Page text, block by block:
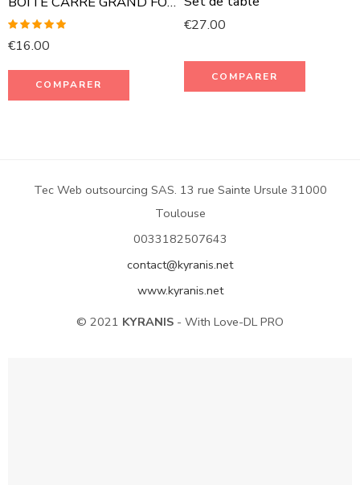
Rated5.00
out of 5
€16.00
COMPARER
€27.00
COMPARER
Tec Web outsourcing SAS. 13 rue Sainte Ursule 31000
Toulouse
0033182507643
contact@kyranis.net
www.kyranis.net
© 2021 KYRANIS - With Love-DL PRO